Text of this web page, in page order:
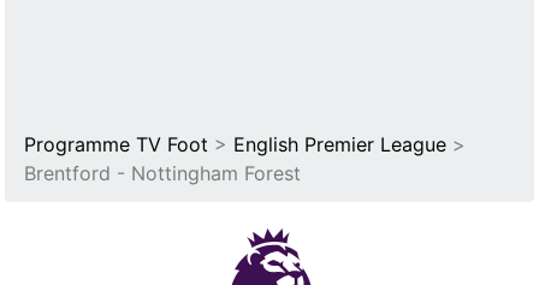
Programme TV Foot > English Premier League >
Brentford - Nottingham Forest